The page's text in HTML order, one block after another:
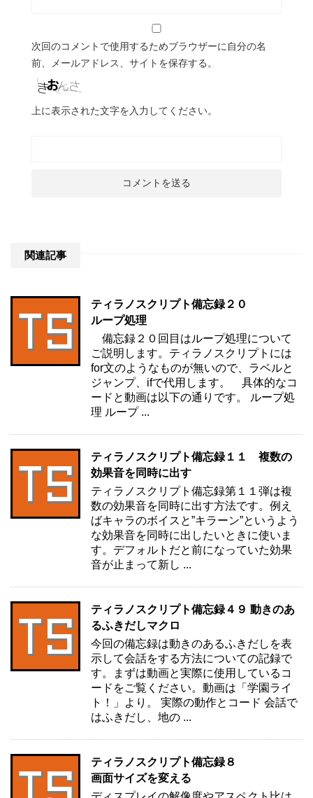
次回のコメントで使用するためブラウザーに自分の名
前、メールアドレス、サイトを保存する。
上に表示された文字を入力してください。
関連記事
ティラノスクリプト備忘録２０
ループ処理
備忘録２０回目はループ処理について
ご説明します。ティラノスクリプトには
for文のようなものが無いので、ラベルと
ジャンプ、ifで代用します。 具体的なコ
ードと動画は以下の通りです。 ループ処
理 ループ ...
ティラノスクリプト備忘録１１ 複数の
効果音を同時に出す
ティラノスクリプト備忘録第１１弾は複
数の効果音を同時に出す方法です。例え
ばキャラのボイスと”キラーン”というよう
な効果音を同時に出したいときに使いま
す。デフォルトだと前になっていた効果
音が止まって新し ...
ティラノスクリプト備忘録４９ 動きのあ
るふきだしマクロ
今回の備忘録は動きのあるふきだしを表
示して会話をする方法についての記録で
す。まずは動画と実際に使用しているコ
ードをご覧ください。動画は「学園ライ
ト！」より。 実際の動作とコード 会話で
はふきだし、地の ...
ティラノスクリプト備忘録８
画面サイズを変える